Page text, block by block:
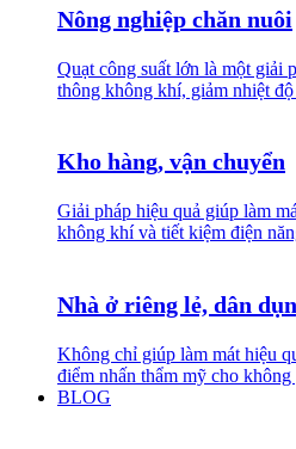
Nông nghiệp chăn nuôi
Quạt công suất lớn là một giải
thông không khí, giảm nhiệt
Kho hàng, vận chuyển
Giải pháp hiệu quả giúp làm
không khí và tiết kiệm điện
Nhà ở riêng lẻ, dân
Không chỉ giúp làm mát hiệu
điểm nhấn thẩm mỹ cho không
BLOG